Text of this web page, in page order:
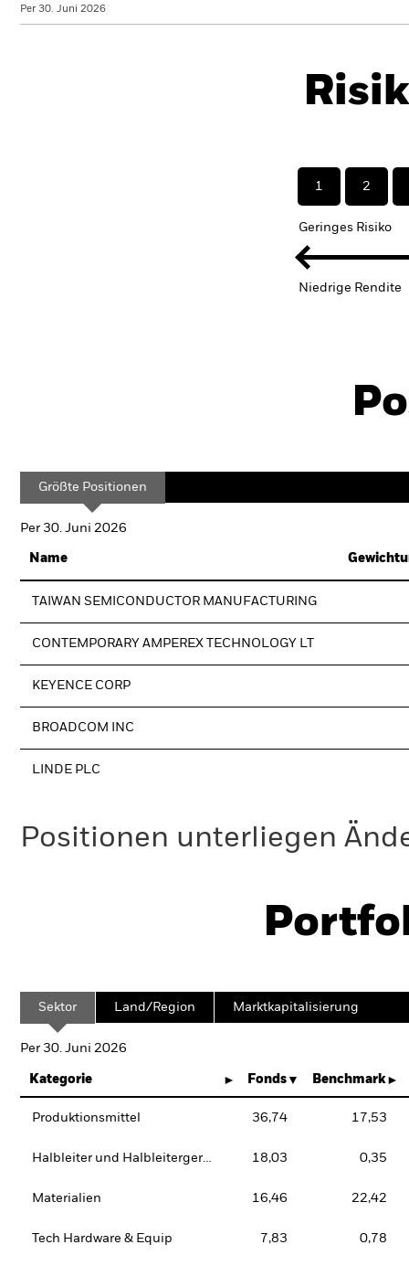
Per 30. Juni 2026
1 2
Geringes Risiko
Niedrige Rendite
Größte Positionen
Per 30. Juni 2026
Name
TAIWAN SEMICONDUCTOR MANUFACTURING
CONTEMPORARY AMPEREX TECHNOLOGY LT
KEYENCE CORP
BROADCOM INC
LINDE PLC
Positionen unterliegen
Sektor Land/Region Marktkapitalisierung
Per 30. Juni 2026
Kategorie Fonds Benchmark
Produktionsmittel 36,74 17,53
Halbleiter und Halbleitergeräte 18,03 0,35
Materialien 16,46 22,42
Tech Hardware & Equip 7,83 0,78